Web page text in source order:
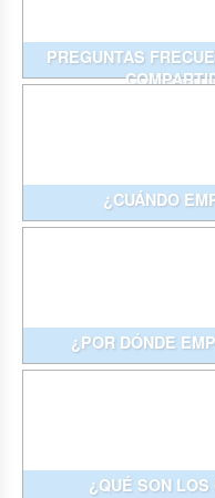
PREGUNTAS
¿CUÁNDO
¿POR DÓNDE
¿QUÉ SON LOS